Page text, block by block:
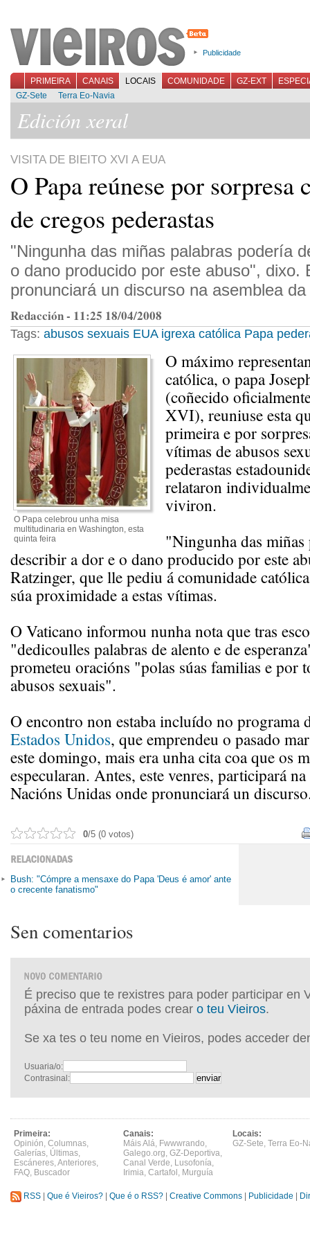
Publicidade
PRIMEIRA CANAIS LOCAIS COMUNIDADE GZ-EXT
GZ-Sete
Terra Eo-Navia
Edición xeral
VISITA DE BIEITO XVI A EUA
O Papa reúnese por sorpresa
de cregos pederastas
"Ningunha das miñas palabras podería
o dano producido por este abuso", dixo.
pronunciará un discurso na asemblea
Redacción - 11:25 18/04/2008
Tags: abusos sexuais EUA igrexa católica Papa
O Papa celebrou unha misa
multitudinaria en Washington, esta
quinta feira
O máximo
católica, o papa
(coñecido
XVI), reuniuse esta
primeira e por
vítimas de abusos
pederastas
relataron
viviron.
"Ningunha das miñas
describir a dor e o dano producido por este
Ratzinger, que lle pediu á comunidade
súa proximidade a estas vítimas.
O Vaticano informou nunha nota que tras
"dedicoulles palabras de alento e de
prometeu oracións "polas súas familias e por
abusos sexuais".
O encontro non estaba incluído no programa
Estados Unidos, que emprendeu o pasado
este domingo, mais era unha cita coa que os
especularan. Antes, este venres, participará na
Nacións Unidas onde pronunciará un
0/5 (0 votos)
Bush: "Cómpre a mensaxe do Papa 'Deus é amor' ante
o crecente fanatismo"
Sen comentarios
É preciso que te rexistres para poder participar en
páxina de entrada podes crear o teu Vieiros.
Se xa tes o teu nome en Vieiros, podes acceder
Usuaria/o:
Contrasinal:
Primeira:
Opinión, Columnas,
Galerías, Últimas,
Escáneres,Anteriores,
FAQ, Buscador
Canais:
Máis Alá, Fwwwrando,
Galego.org, GZ-Deportiva,
Canal Verde, Lusofonía,
Irimia, Cartafol , Murguía
Locais:
GZ-Sete, Terra Eo-
RSS Que é Vieiros? Que é o RSS? Creative Commons Publicidade